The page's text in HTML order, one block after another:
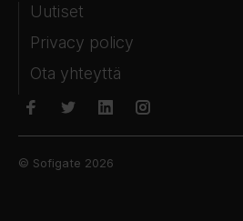
Uutiset
Privacy policy
Ota yhteyttä
© Sofigate 2026